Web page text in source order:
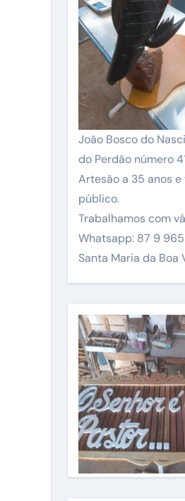
João Bosco do
do Perdão número
Artesão a 35 anos
público.
Trabalhamos com
Whatsapp: 87 9
Santa Maria da Boa